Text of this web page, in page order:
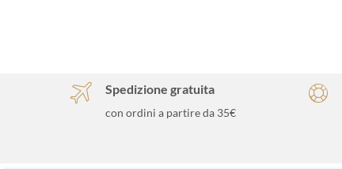
Spedizione gratuita
con ordini a partire da 35€